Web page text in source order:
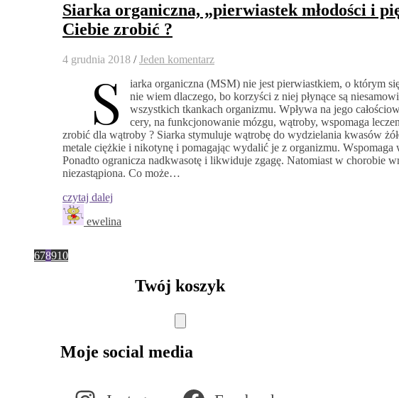
Siarka organiczna, „pierwiastek młodości i
Ciebie zrobić ?
4 grudnia 2018 / Jeden komentarz
S
iarka organiczna (MSM) nie jest pierwiastkiem, o którym
nie wiem dlaczego, bo korzyści z niej płynące są
wszystkich tkankach organizmu. Wpływa na jego
cery, na funkcjonowanie mózgu, wątroby, wspomaga
zrobić dla wątroby ? Siarka stymuluje wątrobę do wydzielania kwasów
metale ciężkie i nikotynę i pomagając wydalić je z organizmu.
Ponadto ogranicza nadkwasotę i likwiduje zgagę. Natomiast w chorobie
niezastąpiona. Co może…
czytaj dalej
ewelina
678910
Twój koszyk
Moje social media